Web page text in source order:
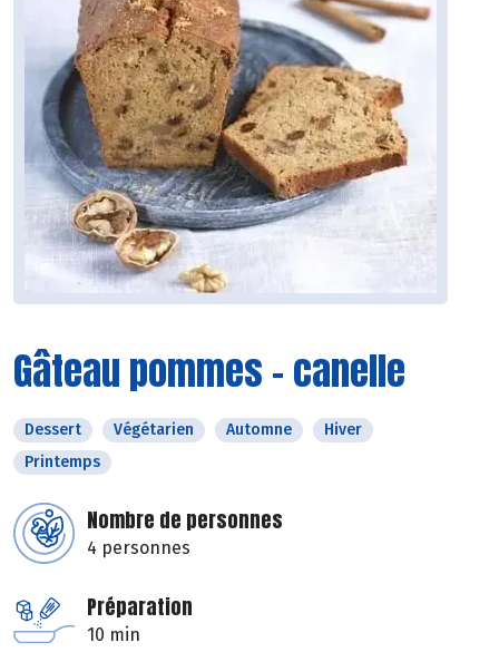
Gâteau pommes - canelle
Dessert Végétarien Automne
Hiver
Printemps
Nombre de personnes
4 personnes
Préparation
10 min